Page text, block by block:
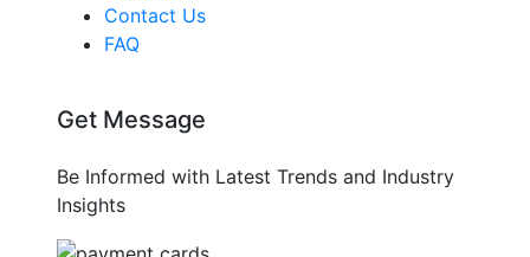
Contact Us
FAQ
Get Message
Be Informed with Latest Trends and Industry
Insights